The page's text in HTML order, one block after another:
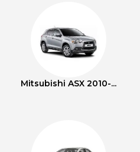
Mitsubishi ASX 2010-...